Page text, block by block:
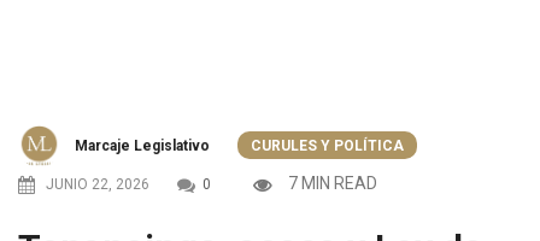
Marcaje Legislativo CURULES Y POLÍTICA
JUNIO 22, 2026 0 7 MIN READ